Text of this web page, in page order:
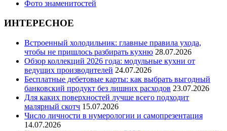
Фото знаменитостей
ИНТЕРЕСНОЕ
Встроенный холодильник: главные правила ухода,
чтобы не пришлось разбирать кухню 28.07.2026
Обзор коллекций 2026 года: модульные кухни от
ведущих производителей 24.07.2026
Бесплатные дебетовые карты: как выбрать выгодный
банковский продукт без лишних расходов 23.07.2026
Для каких поверхностей лучше всего подходит
малярный скотч 15.07.2026
Число личности в нумерологии и самопрезентация
14.07.2026